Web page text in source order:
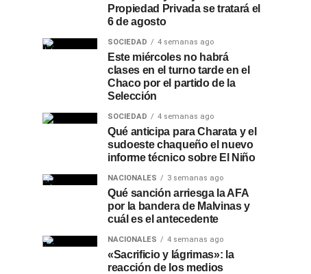
Propiedad Privada se tratará el
6 de agosto
SOCIEDAD 4 semanas ago
Este miércoles no habrá
clases en el turno tarde en el
Chaco por el partido de la
Selección
SOCIEDAD 4 semanas ago
Qué anticipa para Charata y el
sudoeste chaqueño el nuevo
informe técnico sobre El Niño
NACIONALES 3 semanas ago
Qué sanción arriesga la AFA
por la bandera de Malvinas y
cuál es el antecedente
NACIONALES 4 semanas ago
«Sacrificio y lágrimas»: la
reacción de los medios